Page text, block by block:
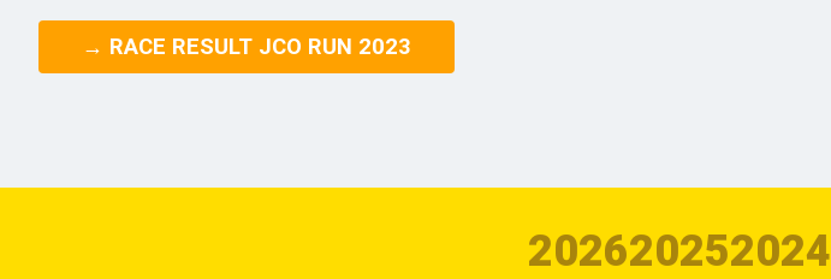
→ RACE RESULT JCO RUN 2023
202620252024